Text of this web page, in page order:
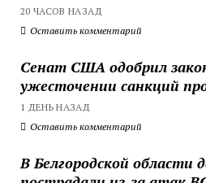
20 ЧАСОВ НАЗАД
Оставить комментарий
Сенат США одобрил
ужесточении санкций
1 ДЕНЬ НАЗАД
Оставить комментарий
В Белгородской области